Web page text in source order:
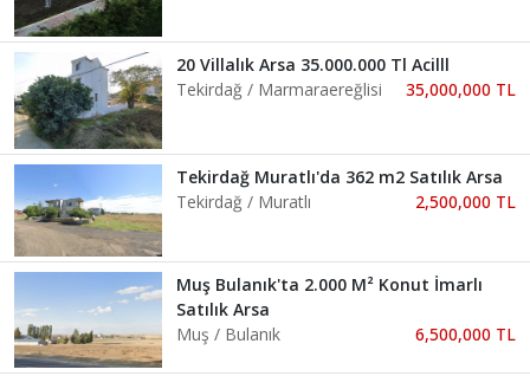
20 Villalık Arsa 35.000.000 Tl Acilll
Tekirdağ / Marmaraereğlisi
35,000,000 TL
Tekirdağ Muratlı'da 362 m2 Satılık Arsa
Tekirdağ / Muratlı
2,500,000 TL
Muş Bulanık'ta 2.000 M² Konut İmarlı
Satılık Arsa
Muş / Bulanık
6,500,000 TL